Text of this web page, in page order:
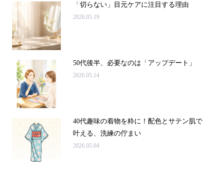
「切らない」目元ケアに注目する理由
2026.05.19
50代後半、必要なのは「アップデート」
2026.05.14
40代趣味の着物を粋に！配色とサテン肌で
叶える、洗練の佇まい
2026.05.04